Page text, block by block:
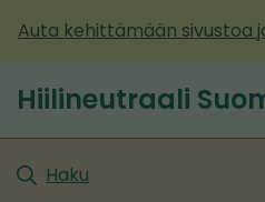
sisältöön
Auta kehittämään sivustoa
Etusivu
Hiilineutraali
Haku